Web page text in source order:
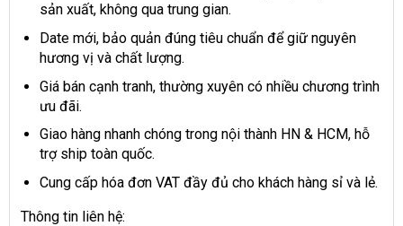
sản xuất, không qua trung gian.
Date mới, bảo quản đúng tiêu chuẩn để giữ nguyên
hương vị và chất lượng.
Giá bán cạnh tranh, thường xuyên có nhiều chương trình
ưu đãi.
Giao hàng nhanh chóng trong nội thành HN & HCM, hỗ
trợ ship toàn quốc.
Cung cấp hóa đơn VAT đầy đủ cho khách hàng sỉ và lẻ.
Thông tin liên hệ: